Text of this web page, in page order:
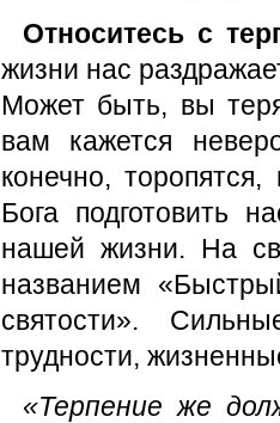
Относитесь с
жизни нас
Может быть, вы
вам кажется
конечно,
Бога подготовить
нашей жизни. На
названием
святости».
трудности,
«Терпение же